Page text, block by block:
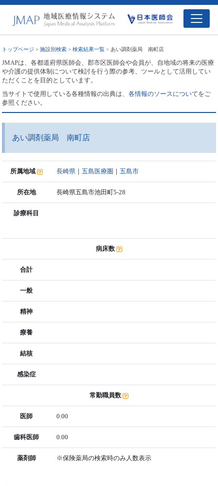
トップページ >施設別検索 >検索結果一覧 > あい調剤薬局 南町店
JMAPは、各都道府県医師会、郡市区医師会や会員が、自地域の将来の医療
や介護の提供体制について検討を行う際の参考、ツールとして活用してい
ただくことを目的としています。
当サイトで使用している各種情報の出典は、各情報のソースについてをご
参照ください。
あい調剤薬局 南町店
所属地域 長崎県 ｜五島医療圏 ｜五島市
所在地 長崎県五島市池田町5-28
診療科目
病床数
合計
一般
精神
療養
結核
感染症
常勤職員数
医師 0.00
歯科医師 0.00
薬剤師 ※保険薬局の検索時のみ人数表示